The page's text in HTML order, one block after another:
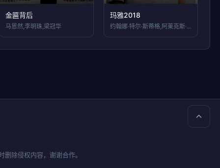
金匾背后
马恩然,李明珠,梁冠华
玛雅2018
约翰娜·特尔·斯蒂格,阿莱克斯·德斯卡,
除侵权内容，谢谢合作。